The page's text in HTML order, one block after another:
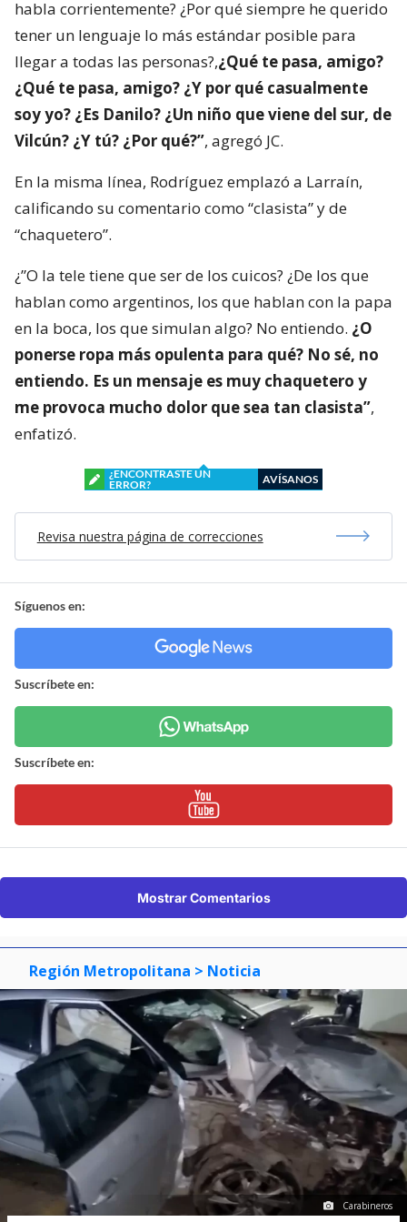
habla corrientemente? ¿Por qué siempre he querido
tener un lenguaje lo más estándar posible para
llegar a todas las personas?,¿Qué te pasa, amigo?
¿Qué te pasa, amigo? ¿Y por qué casualmente
soy yo? ¿Es Danilo? ¿Un niño que viene del sur, de
Vilcún? ¿Y tú? ¿Por qué?”, agregó JC.
En la misma línea, Rodríguez emplazó a Larraín,
calificando su comentario como “clasista” y de
“chaquetero”.
¿”O la tele tiene que ser de los cuicos? ¿De los que
hablan como argentinos, los que hablan con la papa
en la boca, los que simulan algo? No entiendo. ¿O
ponerse ropa más opulenta para qué? No sé, no
entiendo. Es un mensaje es muy chaquetero y
me provoca mucho dolor que sea tan clasista”,
enfatizó.
¿ENCONTRASTE UN
ERROR?
AVÍSANOS
Revisa nuestra página de correcciones
Síguenos en:
Suscríbete en:
Suscríbete en:
Mostrar Comentarios
Región Metropolitana > Noticia
Carabineros